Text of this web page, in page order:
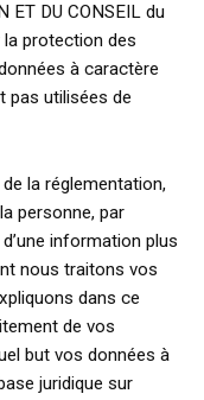
ET DU CONSEIL du
protection des
à caractère
pas utilisées de
la réglementation,
personne, par
information plus
nous traitons vos
dans ce
de vos
but vos données à
juridique sur